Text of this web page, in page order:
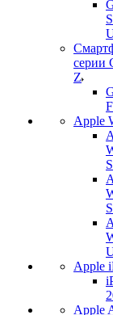
серии
Z
Apple
Apple
Apple